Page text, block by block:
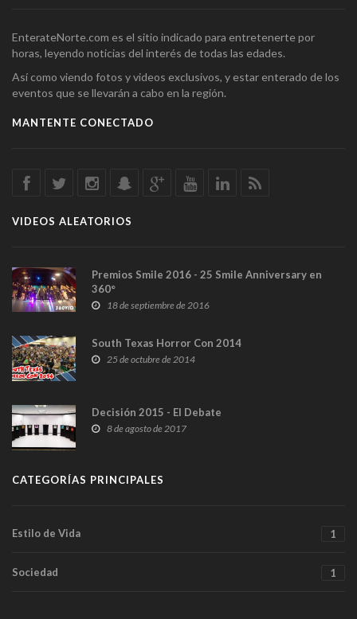
EnterateNorte.com es el sitio indicado para entretenerte por
horas, leyendo noticias del interés de todas las edades.
Así como viendo fotos y videos exclusivos, y estar enterado de los
eventos que se llevarán a cabo en la región.
MANTENTE CONECTADO
VIDEOS ALEATORIOS
Premios Smile 2016 - 25 Smile Anniversary en
360°
18 de septiembre de 2016
South Texas Horror Con 2014
25 de octubre de 2014
Decisión 2015 - El Debate
8 de agosto de 2017
CATEGORÍAS PRINCIPALES
Estilo de Vida 1
Sociedad 1